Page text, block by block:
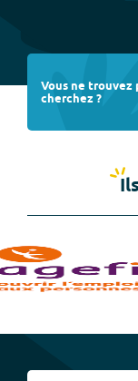
Vous ne trouvez
cherchez ?